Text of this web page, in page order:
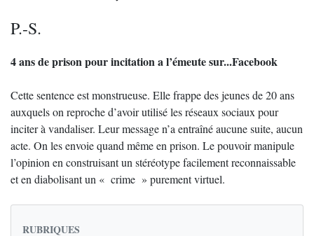
P.-S.
4 ans de prison pour incitation a l’émeute sur...Facebook
Cette sentence est monstrueuse. Elle frappe des jeunes de 20 ans
auxquels on reproche d’avoir utilisé les réseaux sociaux pour
inciter à vandaliser. Leur message n’a entraîné aucune suite, aucun
acte. On les envoie quand même en prison. Le pouvoir manipule
l’opinion en construisant un stéréotype facilement reconnaissable
et en diabolisant un « crime » purement virtuel.
RUBRIQUES